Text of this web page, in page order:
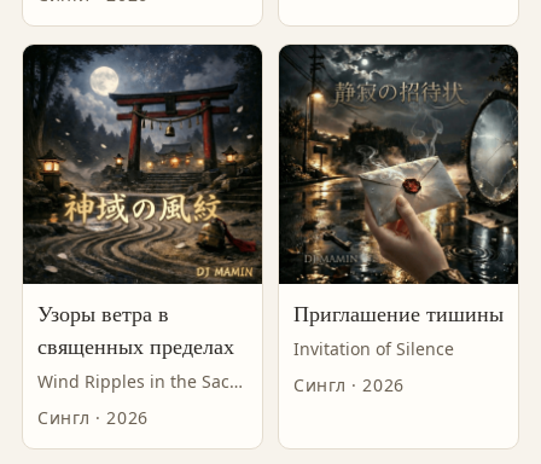
Узоры ветра в
священных пределах
Wind Ripples in the Sacred Precincts
Сингл · 2026
Приглашение тишины
Invitation of Silence
Сингл · 2026